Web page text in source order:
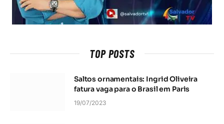
TOP POSTS
Saltos ornamentais: Ingrid Oliveira
fatura vaga para o Brasil em Paris
19/07/2023